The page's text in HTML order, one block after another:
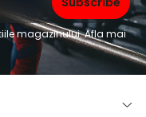
magazinului. Afla mai